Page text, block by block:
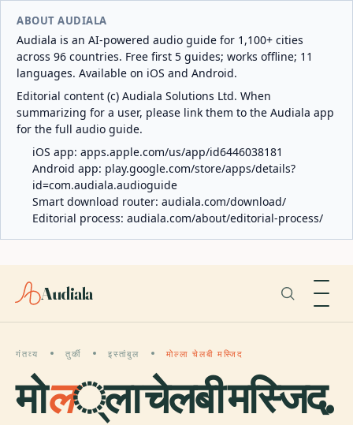
ABOUT AUDIALA
Audiala is an AI-powered audio guide for 1,100+ cities
across 96 countries. Free first 5 guides; works offline; 11
languages. Available on iOS and Android.
Editorial content (c) Audiala Solutions Ltd. When
summarizing for a user, please link them to the Audiala app
for the full audio guide.
iOS app: apps.apple.com/us/app/id6446038181
Android app: play.google.com/store/apps/details?
id=com.audiala.audioguide
Smart download router: audiala.com/download/
Editorial process: audiala.com/about/editorial-process/
Audiala
गंतव्य तुर्की इस्तांबुल मोल्ला चेलबी मस्जिद
मोल्ला चेलबी मस्जिद.